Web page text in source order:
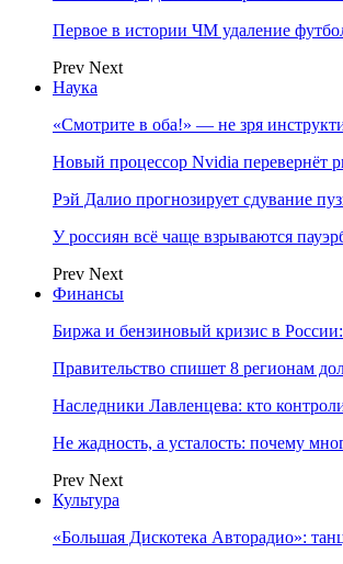
Первое в истории ЧМ удаление
Prev Next
Наука
«Смотрите в оба!» — не зря
Новый процессор Nvidia перевернёт
Рэй Далио прогнозирует сдувание
У россиян всё чаще взрываются
Prev Next
Финансы
Биржа и бензиновый кризис в
Правительство спишет 8 регионам
Наследники Лавленцева: кто
Не жадность, а усталость: почему
Prev Next
Культура
«Большая Дискотека Авторадио»: